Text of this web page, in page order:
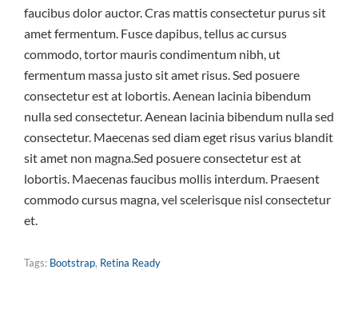
faucibus dolor auctor. Cras mattis consectetur purus sit
amet fermentum. Fusce dapibus, tellus ac cursus
commodo, tortor mauris condimentum nibh, ut
fermentum massa justo sit amet risus. Sed posuere
consectetur est at lobortis. Aenean lacinia bibendum
nulla sed consectetur. Aenean lacinia bibendum nulla sed
consectetur. Maecenas sed diam eget risus varius blandit
sit amet non magna.Sed posuere consectetur est at
lobortis. Maecenas faucibus mollis interdum. Praesent
commodo cursus magna, vel scelerisque nisl consectetur
et.
Tags: Bootstrap, Retina Ready